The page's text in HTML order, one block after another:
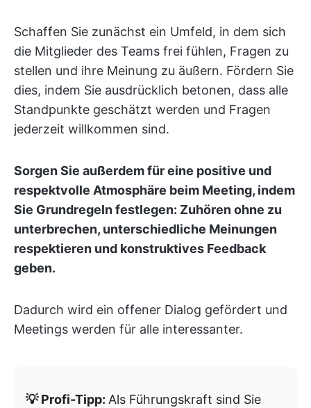
Schaffen Sie zunächst ein Umfeld, in dem sich
die Mitglieder des Teams frei fühlen, Fragen zu
stellen und ihre Meinung zu äußern. Fördern Sie
dies, indem Sie ausdrücklich betonen, dass alle
Standpunkte geschätzt werden und Fragen
jederzeit willkommen sind.
Sorgen Sie außerdem für eine positive und
respektvolle Atmosphäre beim Meeting, indem
Sie Grundregeln festlegen: Zuhören ohne zu
unterbrechen, unterschiedliche Meinungen
respektieren und konstruktives Feedback
geben.
Dadurch wird ein offener Dialog gefördert und
Meetings werden für alle interessanter.
💡 Profi-Tipp: Als Führungskraft sind Sie